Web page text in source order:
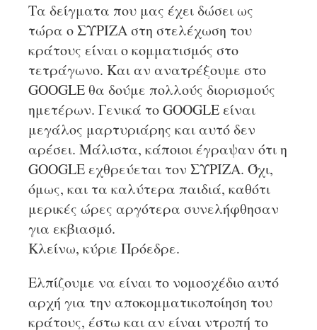
Τα δείγματα που μας έχει δώσει ως
τώρα ο ΣΥΡΙΖΑ στη στελέχωση του
κράτους είναι ο κομματισμός στο
τετράγωνο. Και αν ανατρέξουμε στο
GOOGLE θα δούμε πολλούς διορισμούς
ημετέρων. Γενικά το GOOGLE είναι
μεγάλος μαρτυριάρης και αυτό δεν
αρέσει. Μάλιστα, κάποιοι έγραψαν ότι η
GOOGLE εχθρεύεται τον ΣΥΡΙΖΑ. Όχι,
όμως, και τα καλύτερα παιδιά, καθότι
μερικές ώρες αργότερα συνελήφθησαν
για εκβιασμό.
Κλείνω, κύριε Πρόεδρε.
Ελπίζουμε να είναι το νομοσχέδιο αυτό
αρχή για την αποκομματικοποίηση του
κράτους, έστω και αν είναι ντροπή το